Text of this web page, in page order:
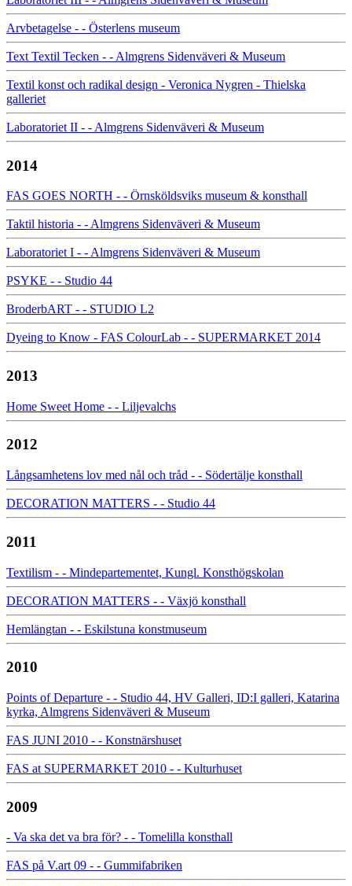
Arvbetagelse - - Österlens museum
Text Textil Tecken - - Almgrens Sidenväveri & Museum
Textil konst och radikal design - Veronica Nygren - Thielska
galleriet
Laboratoriet II - - Almgrens Sidenväveri & Museum
2014
FAS GOES NORTH - - Örnsköldsviks museum & konsthall
Taktil historia - - Almgrens Sidenväveri & Museum
Laboratoriet I - - Almgrens Sidenväveri & Museum
PSYKE - - Studio 44
BroderbART - - STUDIO L2
Dyeing to Know - FAS ColourLab - - SUPERMARKET 2014
2013
Home Sweet Home - - Liljevalchs
2012
Långsamhetens lov med nål och tråd - - Södertälje konsthall
DECORATION MATTERS - - Studio 44
2011
Textilism - - Mindepartementet, Kungl. Konsthögskolan
DECORATION MATTERS - - Växjö konsthall
Hemlängtan - - Eskilstuna konstmuseum
2010
Points of Departure - - Studio 44, HV Galleri, ID:I galleri, Katarina
kyrka, Almgrens Sidenväveri & Museum
FAS JUNI 2010 - - Konstnärshuset
FAS at SUPERMARKET 2010 - - Kulturhuset
2009
- Va ska det va bra för? - - Tomelilla konsthall
FAS på V.art 09 - - Gummifabriken